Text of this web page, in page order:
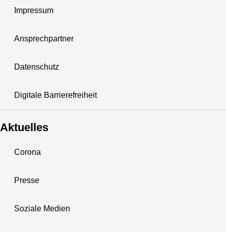
Impressum
Ansprechpartner
Datenschutz
Digitale Barrierefreiheit
Aktuelles
Corona
Presse
Soziale Medien